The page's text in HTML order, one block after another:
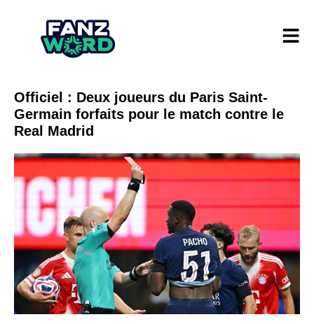
Officiel : Deux joueurs du Paris Saint-
Germain forfaits pour le match contre le
Real Madrid